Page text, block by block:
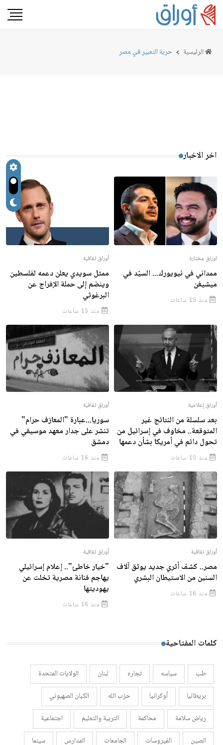
الرئيسية حرية التعبير في مصر
اخر الاخبار
اوراق مختارة
ممداني في نيويورك... السيّد في
ميشيغن
منذ 15 ساعات
أوراق ثقافية
ممثل سويدي يعلن دعمه لفلسطين
وينضم إلى حملة الإفراج عن
البرغوثي
منذ 15 ساعات
أوراق إعلامية
بعد سلسلة من النتائج غير
المتوقعة.. مخاوف في إسرائيل من
تحول دائم في أمريكا بشأن دعمها
منذ 15 ساعات
أوراق ثقافية
سوريا...عبارة "المعازف حرام"
تنشر على جدار معهد موسيقي في
دمشق
منذ 16 ساعات
أوراق ثقافية
مصر.. كشف أثري جديد يوثق آلاف
السنين من الاستيطان البشري
منذ 16 ساعات
أوراق ثقافية
"خيار خاطئ".. إعلام إسرائيلي
يهاجم فنانة مصرية تخلت عن
يهوديتها
منذ 16 ساعات
كلمات المفتاحية
طب سياسه تجاره لبنان
الولايات المتحدة
بريطانيا
أوكرانيا حزب الله
الكيان الصهيوني
رياض سلامة
محاكمة التربية والتعليم
اجتماعية
الصين
الفيروسات الجامعات المدارس
سينما